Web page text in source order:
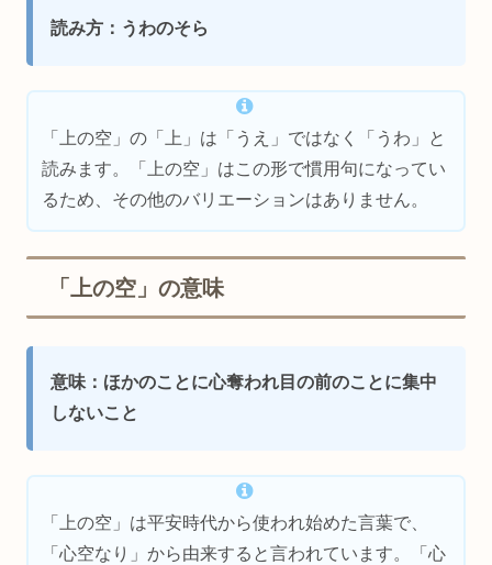
読み方：うわのそら
「上の空」の「上」は「うえ」ではなく「うわ」と
読みます。「上の空」はこの形で慣用句になってい
るため、その他のバリエーションはありません。
「上の空」の意味
意味：ほかのことに心奪われ目の前のことに集中
しないこと
「上の空」は平安時代から使われ始めた言葉で、
「心空なり」から由来すると言われています。「心